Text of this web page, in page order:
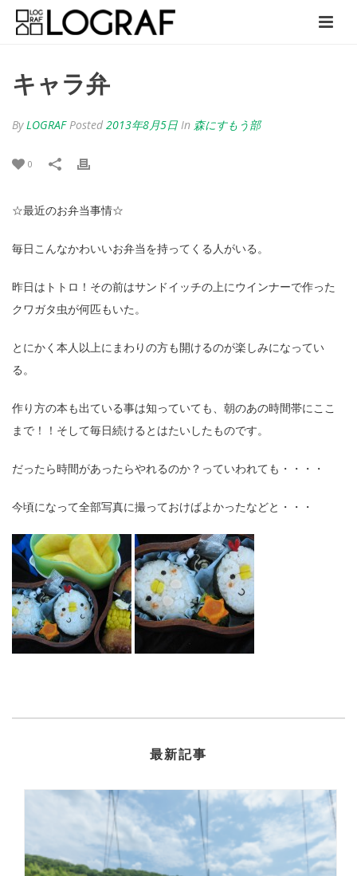
キャラ弁
ByLOGRAF Posted 2013年8月5日 In 森にすもう部
0
☆最近のお弁当事情☆
毎日こんなかわいいお弁当を持ってくる人がいる。
昨日はトトロ！その前はサンドイッチの上にウインナーで作った
クワガタ虫が何匹もいた。
とにかく本人以上にまわりの方も開けるのが楽しみになってい
る。
作り方の本も出ている事は知っていても、朝のあの時間帯にここ
まで！！そして毎日続けるとはたいしたものです。
だったら時間があったらやれるのか？っていわれても・・・・
今頃になって全部写真に撮っておけばよかったなどと・・・
最新記事